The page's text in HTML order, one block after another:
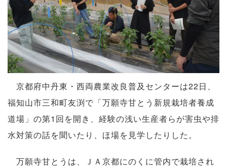
京都府中丹東・西両農業改良普及センターは22日、
福知山市三和町友渕で「万願寺甘とう新規栽培者養成
道場」の第1回を開き、経験の浅い生産者らが害虫や排
水対策の話を聞いたり、ほ場を見学したりした。
万願寺甘とうは、ＪＡ京都にのくに管内で栽培され